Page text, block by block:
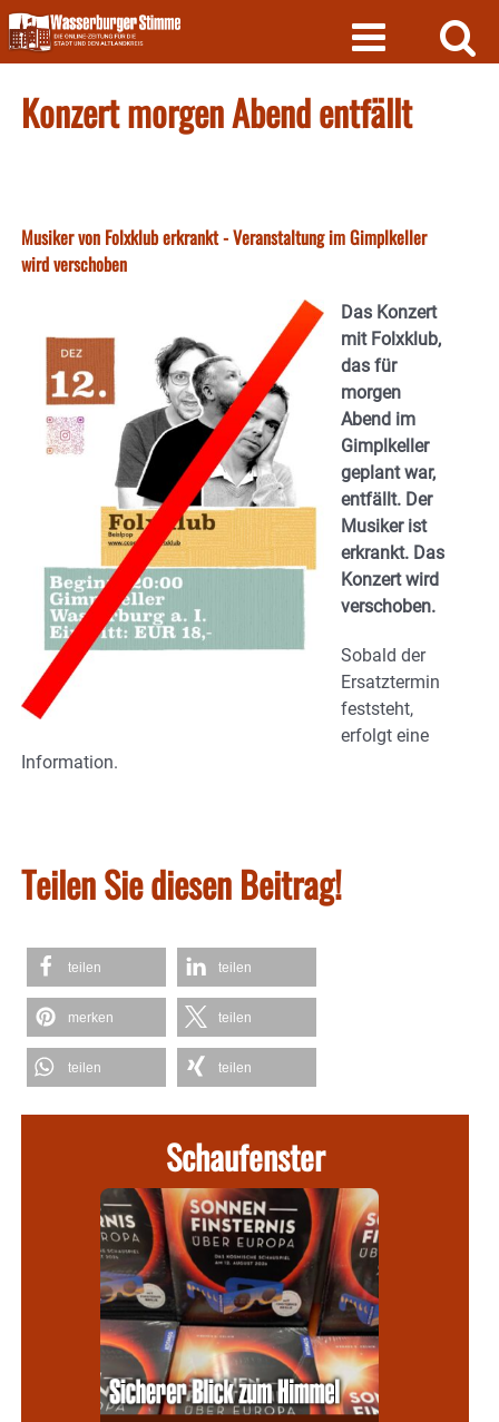
Skip
to
content
Konzert morgen Abend entfällt
Musiker von Folxklub erkrankt - Veranstaltung im Gimplkeller
wird verschoben
Das Konzert
mit Folxklub,
das für
morgen
Abend im
Gimplkeller
geplant war,
entfällt. Der
Musiker ist
erkrankt. Das
Konzert wird
verschoben.
Sobald der
Ersatztermin
feststeht,
erfolgt eine
Information.
Teilen Sie diesen Beitrag!
teilen teilen
merken teilen
teilen teilen
Schaufenster